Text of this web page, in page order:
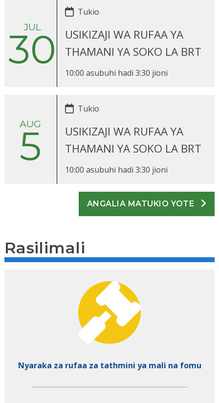
JUL
30
Tukio
USIKIZAJI WA RUFAA YA
THAMANI YA SOKO LA BRT
10:00 asubuhi hadi3:30 jioni
AUG
5
Tukio
USIKIZAJI WA RUFAA YA
THAMANI YA SOKO LA BRT
10:00 asubuhi hadi3:30 jioni
ANGALIA MATUKIO YOTE
Rasilimali
Nyaraka za rufaa za tathmini ya mali na fomu